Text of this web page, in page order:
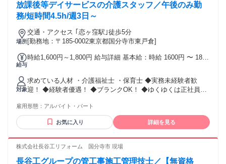
放課後等デイサービスの介護スタッフ／午後のみ勤
務/短時間4.5h/週3日～
場所
交通・アクセス ｢恋ヶ窪駅｣徒歩5分
[勤務地：〒185-0002東京都国分寺市東戸倉]
給与
時給1,600円～1,800円 給与詳細 基本給：時給 1600円 〜 1800
用された場合は月給制に移行。
対象
求めている人材 ・介護福祉士 ・保育士 ◆実務未経験者歓
迎！ ◆経験者優遇！ ◆ブランクOK！ ◆ゆくゆくは正社員と
を活かして フルタイムでしっかりと働きたい方
―――――――――――――――――――― ●障がい児支
援・発達障害サポートの経験が活かせます ●放課後等デイサ
設での実務経験がある方優遇 ●学歴・年齢不問◎ ●第2新卒・
い職場です ●20代〜50代まで幅広い年代が在籍・活躍中！
雇用形態： アルバイト・パート
お気に入り 詳細を見る
株式会社長谷工リフォーム 国分寺市 現場
長谷工グループの管工事施工管理技士／【無資格